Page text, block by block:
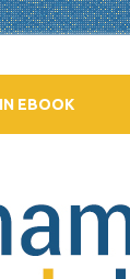
EBOOK